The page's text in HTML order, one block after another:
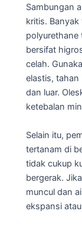
Sambungan
kritis.
polyurethane
bersifat
celah.
elastis, tahan
dan luar.
ketebalan
Selain itu,
tertanam di
tidak cukup
bergerak.
muncul dan
ekspansi